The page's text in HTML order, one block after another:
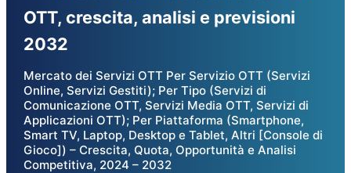
OTT, crescita, analisi e previsioni
2032
Mercato dei Servizi OTT Per Servizio OTT (Servizi
Online, Servizi Gestiti); Per Tipo (Servizi di
Comunicazione OTT, Servizi Media OTT, Servizi di
Applicazioni OTT); Per Piattaforma (Smartphone,
Smart TV, Laptop, Desktop e Tablet, Altri [Console di
Gioco]) – Crescita, Quota, Opportunità e Analisi
Competitiva, 2024 – 2032